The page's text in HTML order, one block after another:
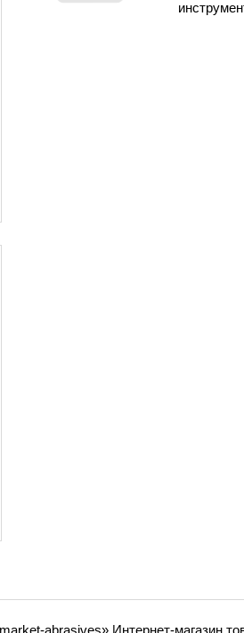
abrasives» Интернет-магазин